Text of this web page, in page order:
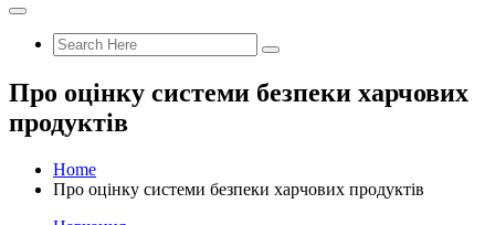
Про оцінку системи безпеки харчових
продуктів
Home
Про оцінку системи безпеки харчових продуктів